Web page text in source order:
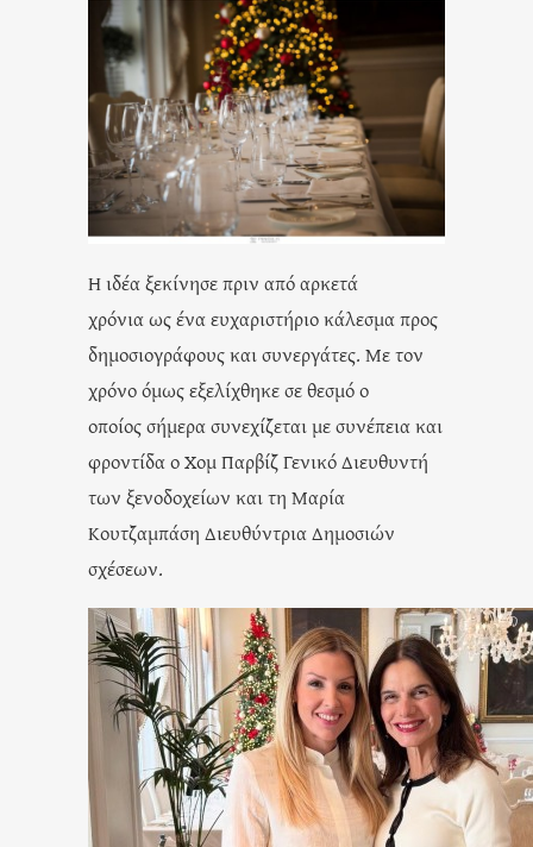
Η ιδέα ξεκίνησε πριν από αρκετά
χρόνια ως ένα ευχαριστήριο κάλεσμα προς
δημοσιογράφους και συνεργάτες. Με τον
χρόνο όμως εξελίχθηκε σε θεσμό ο
οποίος σήμερα συνεχίζεται με συνέπεια και
φροντίδα ο Χομ Παρβίζ Γενικό Διευθυντή
των ξενοδοχείων και τη Μαρία
Κουτζαμπάση Διευθύντρια Δημοσιών
σχέσεων.